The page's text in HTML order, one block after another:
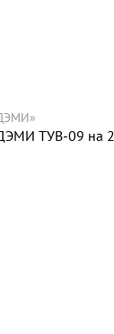
ТУВ-09 на